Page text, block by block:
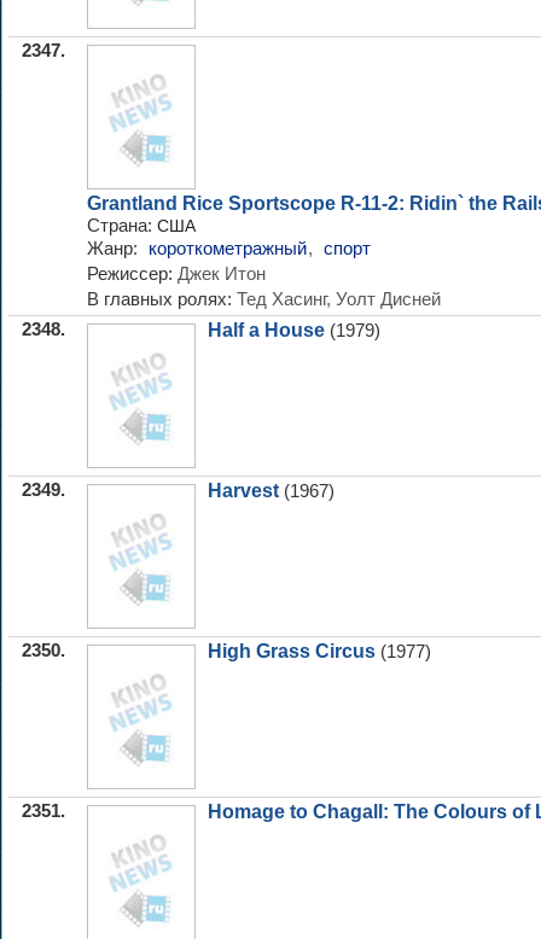
2347.
Grantland Rice Sportscope R-11-2: Ridin` the
Страна: США
Жанр: короткометражный, спорт
Режиссер: Джек Итон
В главных ролях: Тед Хасинг, Уолт Дисней
2348. Half a House (1979)
2349. Harvest (1967)
2350. High Grass Circus (1977)
2351. Homage to Chagall: The Colours of